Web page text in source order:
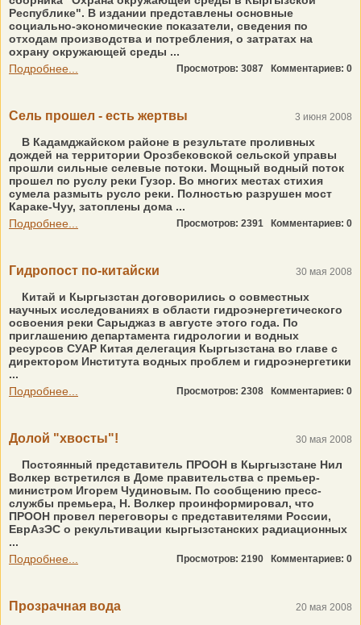
Республике". В издании представлены основные
социально-экономические показатели, сведения по
отходам производства и потребления, о затратах на
охрану окружающей среды ...
Подробнее...
Просмотров: 3087 Комментариев: 0
Сель прошел - есть жертвы 3 июня 2008
В Кадамджайском районе в результате проливных
дождей на территории Орозбековской сельской управы
прошли сильные селевые потоки. Мощный водный поток
прошел по руслу реки Гузор. Во многих местах стихия
сумела размыть русло реки. Полностью разрушен мост
Караке-Чуу, затоплены дома ...
Подробнее...
Просмотров: 2391 Комментариев: 0
Гидропост по-китайски 30 мая 2008
Китай и Кыргызстан договорились о совместных
научных исследованиях в области гидроэнергетического
освоения реки Сарыджаз в августе этого года. По
приглашению департамента гидрологии и водных
ресурсов СУАР Китая делегация Кыргызстана во главе с
директором Института водных проблем и гидроэнергетики
...
Подробнее...
Просмотров: 2308 Комментариев: 0
Долой "хвосты"! 30 мая 2008
Постоянный представитель ПРООН в Кыргызстане Нил
Волкер встретился в Доме правительства с премьер-
министром Игорем Чудиновым. По сообщению пресс-
службы премьера, Н. Волкер проинформировал, что
ПРООН провел переговоры с представителями России,
ЕврАзЭС о рекультивации кыргызстанских радиационных
...
Подробнее...
Просмотров: 2190 Комментариев: 0
Прозрачная вода 20 мая 2008